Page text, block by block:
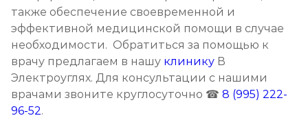
также обеспечение своевременной и
эффективной медицинской помощи в случае
необходимости. Обратиться за помощью к
врачу предлагаем в нашу клинику В
Электроуглях. Для консультации с нашими
врачами звоните круглосуточно ☎ 8 (995) 222-
96-52.